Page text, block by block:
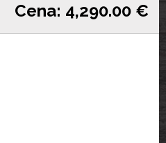
Cena: 4,290.00 €